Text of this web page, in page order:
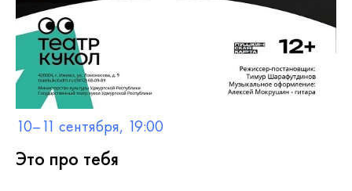
10–11 сентября, 19:00
Это про тебя